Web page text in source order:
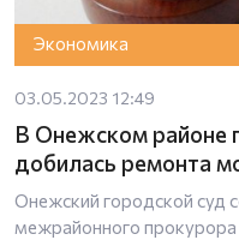
Экономика
03.05.2023 12:49
В Онежском районе
добилась ремонта
Онежский городской суд
межрайонного прокурора